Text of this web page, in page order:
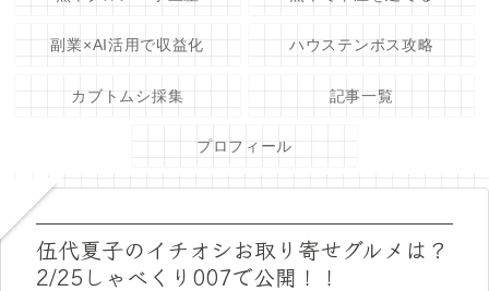
副業×AI活用で収益化 ハウステンボス攻略
カブトムシ採集 記事一覧
プロフィール
伍代夏子のイチオシお取り寄せグルメは？
2/25しゃべくり007で公開！！